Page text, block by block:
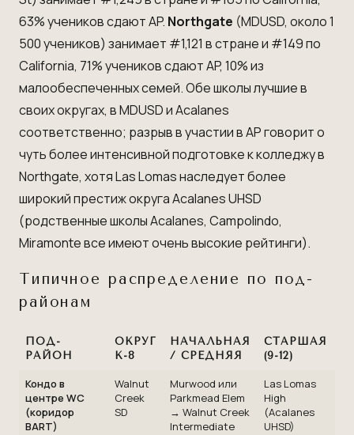
63% учеников сдают AP. Northgate (MDUSD, около 1
500 учеников) занимает #1,121 в стране и #149 по
California, 71% учеников сдают AP, 10% из
малообеспеченных семей. Обе школы лучшие в
своих округах, в MDUSD и Acalanes
соответственно; разрыв в участии в AP говорит о
чуть более интенсивной подготовке к колледжу в
Northgate, хотя Las Lomas наследует более
широкий престиж округа Acalanes UHSD
(родственные школы Acalanes, Campolindo,
Miramonte все имеют очень высокие рейтинги).
Типичное распределение по под-
районам
ПОД-
РАЙОН
ОКРУГ
K-8
НАЧАЛЬНАЯ
/ СРЕДНЯЯ
СТАРШАЯ
(9-12)
Кондо в
центре WC
(коридор
BART)
Walnut
Creek
SD
Murwood или
Parkmead Elem
→ Walnut Creek
Intermediate
Las Lomas
High
(Acalanes
UHSD)